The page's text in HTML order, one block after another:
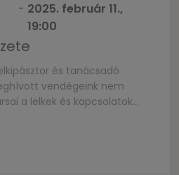
- 2025. február 11.,
19:00
és tanácsadó
vendégeink nem
a lelkek és kapcsolatok
művészek, zenészek is,
Életük hitelesen
őszinte stílusuk,